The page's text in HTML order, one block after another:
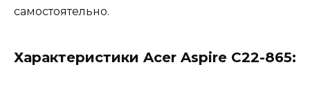
самостоятельно.
Характеристики Acer Aspire C22-865: